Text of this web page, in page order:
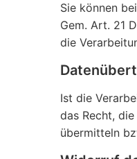
Sie können
Gem. Art. 21
die
Ist die
das Recht,
übermitteln